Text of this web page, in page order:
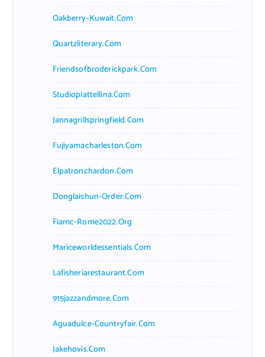
Oakberry-Kuwait.com
Quartzliterary.com
Friendsofbroderickpark.com
Studiopiattellina.com
Jannagrillspringfield.com
Fujiyamacharleston.com
Elpatronchardon.com
Donglaishun-Order.com
Fiamc-Rome2022.org
Mariceworldessentials.com
Lafisheriarestaurant.com
915jazzandmore.com
Aguadulce-Countryfair.com
Jakehovis.com